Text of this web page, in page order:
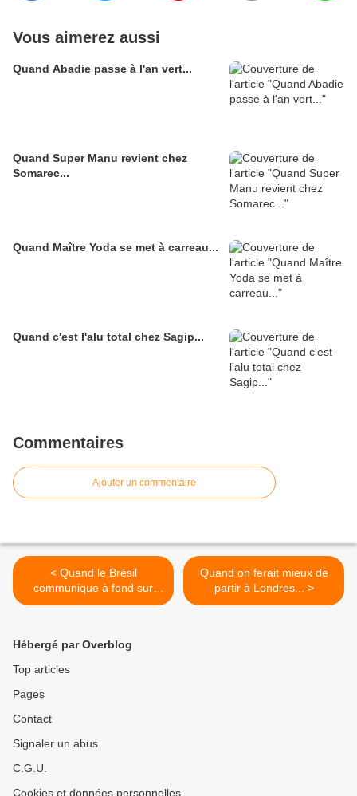
Vous aimerez aussi
Quand Abadie passe à l'an vert...
Quand Super Manu revient chez
Somarec...
Quand Maître Yoda se met à carreau...
Quand c'est l'alu total chez Sagip...
Commentaires
Ajouter un commentaire
< Quand le Brésil
communique à fond sur
Facebook...
Quand on ferait mieux de
partir à Londres... >
Hébergé par Overblog
Top articles
Pages
Contact
Signaler un abus
C.G.U.
Cookies et données personnelles